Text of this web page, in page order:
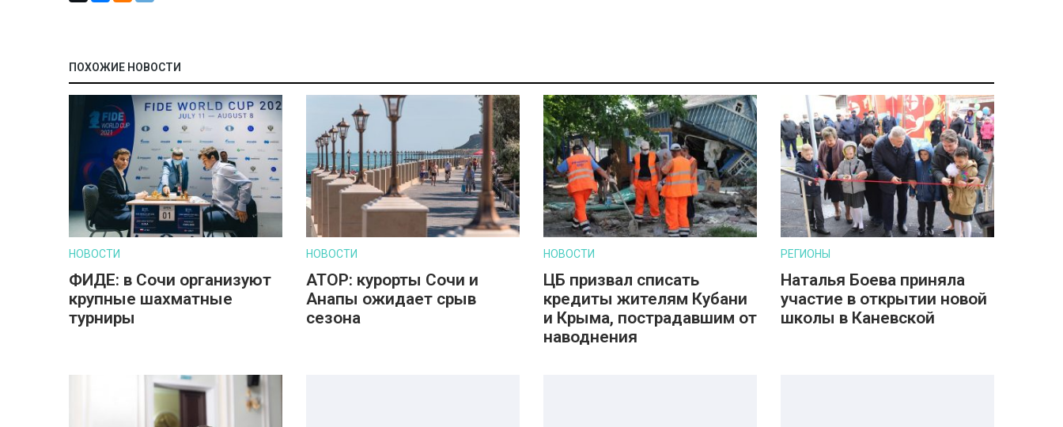
ПОХОЖИЕ НОВОСТИ
НОВОСТИ
ФИДЕ: в Сочи организуют
крупные шахматные
турниры
НОВОСТИ
АТОР: курорты Сочи и
Анапы ожидает срыв
сезона
НОВОСТИ
ЦБ призвал списать
кредиты жителям Кубани
и Крыма, пострадавшим от
наводнения
РЕГИОНЫ
Наталья Боева приняла
участие в открытии новой
школы в Каневской